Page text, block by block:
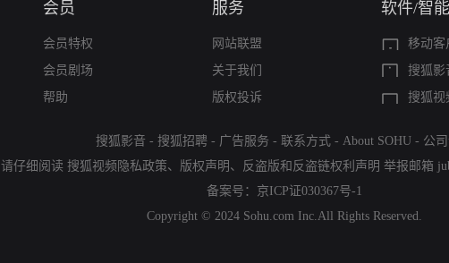
会员
会员特权
会员剧场
帮助
服务
网站联盟
关于我们
版权投诉
软件/智
移动客
搜狐影
搜狐视
搜狐影音 - 搜狐招聘 - 广告服务 - 联系方式 - About SOHU - 公
请仔细阅读 搜狐视频隐私政策、 版权声明 、 反盗版和反盗链权利声明 举报邮箱
备案号： 京ICP证030367号-1
Copyright © 2024 Sohu.com Inc.All Rights Reserved.